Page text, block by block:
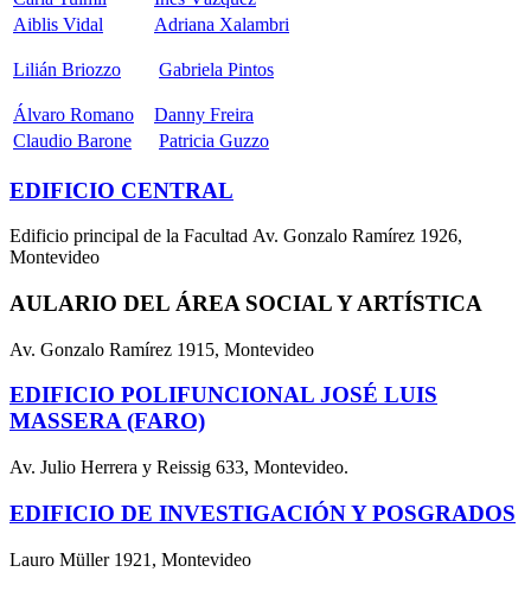
Aiblis Vidal
Adriana Xalambri
Lilián Briozzo Gabriela Pintos
Álvaro Romano
Danny Freira
Claudio Barone
Patricia Guzzo
EDIFICIO CENTRAL
Edificio principal de la Facultad Av. Gonzalo Ramírez 1926,
Montevideo
AULARIO DEL ÁREA SOCIAL Y ARTÍSTICA
Av. Gonzalo Ramírez 1915, Montevideo
EDIFICIO POLIFUNCIONAL JOSÉ LUIS
MASSERA (FARO)
Av. Julio Herrera y Reissig 633, Montevideo.
EDIFICIO DE INVESTIGACIÓN Y POSGRADOS
Lauro Müller 1921, Montevideo